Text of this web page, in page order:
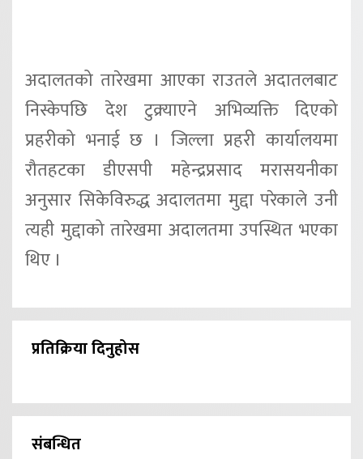
अदालतको तारेखमा आएका राउतले अदातलबाट
निस्केपछि देश टुक्र्याएने अभिव्यक्ति दिएको
प्रहरीको भनाई छ । जिल्ला प्रहरी कार्यालयमा
रौतहटका डीएसपी महेन्द्रप्रसाद मरासयनीका
अनुसार सिकेविरुद्ध अदालतमा मुद्दा परेकाले उनी
त्यही मुद्दाको तारेखमा अदालतमा उपस्थित भएका
थिए ।
प्रतिक्रिया दिनुहोस
संबन्धित